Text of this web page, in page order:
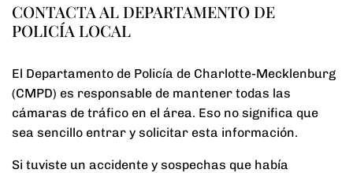
CONTACTA AL DEPARTAMENTO DE
POLICÍA LOCAL
El Departamento de Policía de Charlotte-Mecklenburg
(CMPD) es responsable de mantener todas las
cámaras de tráfico en el área. Eso no significa que
sea sencillo entrar y solicitar esta información.
Si tuviste un accidente y sospechas que había